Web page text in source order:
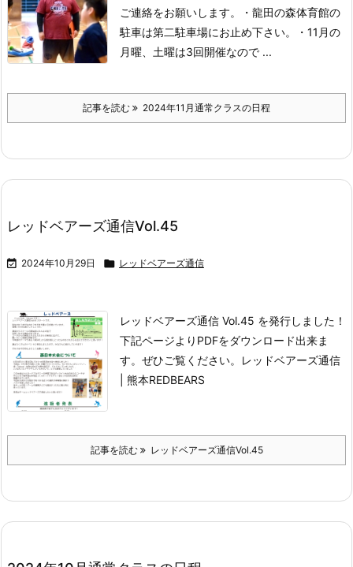
ご連絡をお願いします。
・龍田の森体育館の
駐車は第二駐車場にお止め下さい。
・11月の
月曜、土曜は3回開催なので ...
記事を読む 2024年11月通常クラスの日程
レッドベアーズ通信Vol.45
 2024年10月29日  レッドベアーズ通信
レッドベアーズ通信 Vol.45 を発行しました！
下記ページよりPDFをダウンロード出来ま
す。 ぜひご覧ください。
レッドベアーズ通信
| 熊本REDBEARS
記事を読む レッドベアーズ通信Vol.45